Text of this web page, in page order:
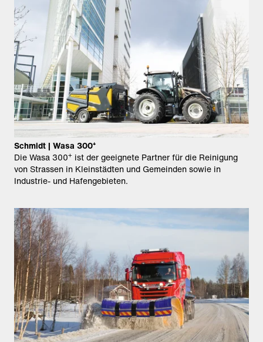
Schmidt | Wasa 300⁺
Die Wasa 300+ ist der geeignete Partner für die Reinigung
von Strassen in Kleinstädten und Gemeinden sowie in
Industrie- und Hafengebieten.